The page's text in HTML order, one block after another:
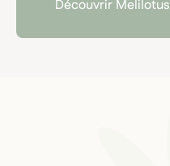
Découvrir Melilotus